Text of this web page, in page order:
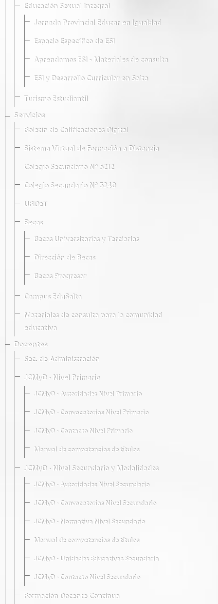
Educación Sexual Integral
Jornada Provincial Educar en Igualdad
Espacio Específico de ESI
Aprendamos ESI - Materiales de consulta
ESI y Desarrollo Curricular en Salta
Turismo Estudiantil
Servicios
Boletín de Calificaciones Digital
Sistema Virtual de Formación a Distancia
Colegio Secundario Nº 5212
Colegio Secundario Nº 5240
UFIDeT
Becas
Becas Universitarias y Terciarias
Dirección de Becas
Becas Progresar
Campus EduSalta
Materiales de consulta para la comunidad
educativa
Docentes
Sec. de Administración
JCMyD · Nivel Primario
JCMyD · Autoridades Nivel Primario
JCMyD · Convocatorias Nivel Primario
JCMyD · Contacto Nivel Primario
Manual de competencias de títulos
JCMyD · Nivel Secundario y Modalidades
JCMyD · Autoridades Nivel Secundario
JCMyD · Convocatorias Nivel Secundario
JCMyD · Normativa Nivel Secundario
Manual de competencias de títulos
JCMyD · Unidades Educativas Secundaria
JCMyD · Contacto Nivel Secundario
Formación Docente Continua